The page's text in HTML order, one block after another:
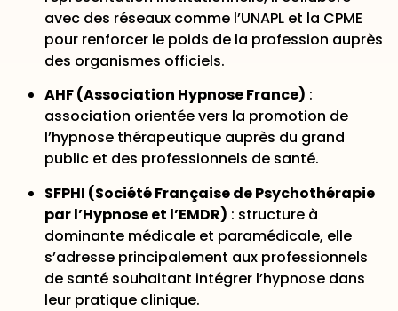
avec des réseaux comme l’UNAPL et la CPME
pour renforcer le poids de la profession auprès
des organismes officiels.
AHF (Association Hypnose France) :
association orientée vers la promotion de
l’hypnose thérapeutique auprès du grand
public et des professionnels de santé.
SFPHI (Société Française de Psychothérapie
par l’Hypnose et l’EMDR) : structure à
dominante médicale et paramédicale, elle
s’adresse principalement aux professionnels
de santé souhaitant intégrer l’hypnose dans
leur pratique clinique.